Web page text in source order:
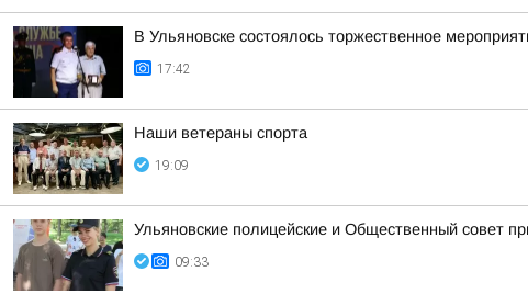
В Ульяновске состоялось торжественное
17:42
Наши ветераны спорта
19:09
Ульяновские полицейские и Общественный совет
09:33